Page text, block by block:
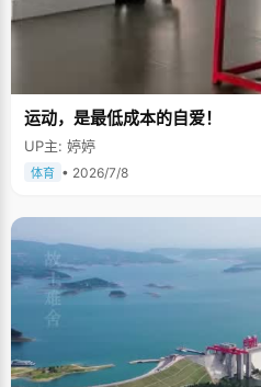
运动，是最低成本的自爱！
UP主: 婷婷
体育 • 2026/7/8